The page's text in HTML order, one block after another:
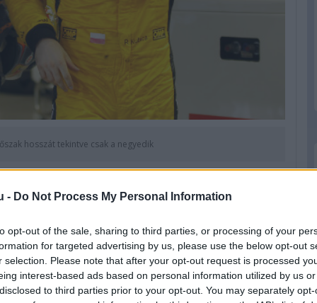
- Do Not Process My Personal Information
opt-out of the sale, sharing to third parties, or processing of your
for targeted advertising by us, please use the below opt-out
selection. Please note that after your opt-out request is processed
interest-based ads based on personal information utilized by us
to third parties prior to your opt-out. You may separately
hosszát tekintve csak a negyedik
holland pilóta, Jan Lammers, aki közel tíz
után bukkant fel ismét egy F1-es autó
t vezetett a Holland nagydíjon,
az Ausztrál) Nagydíjon láthattuk egy
Adelaide-ben azonban sikerült célba